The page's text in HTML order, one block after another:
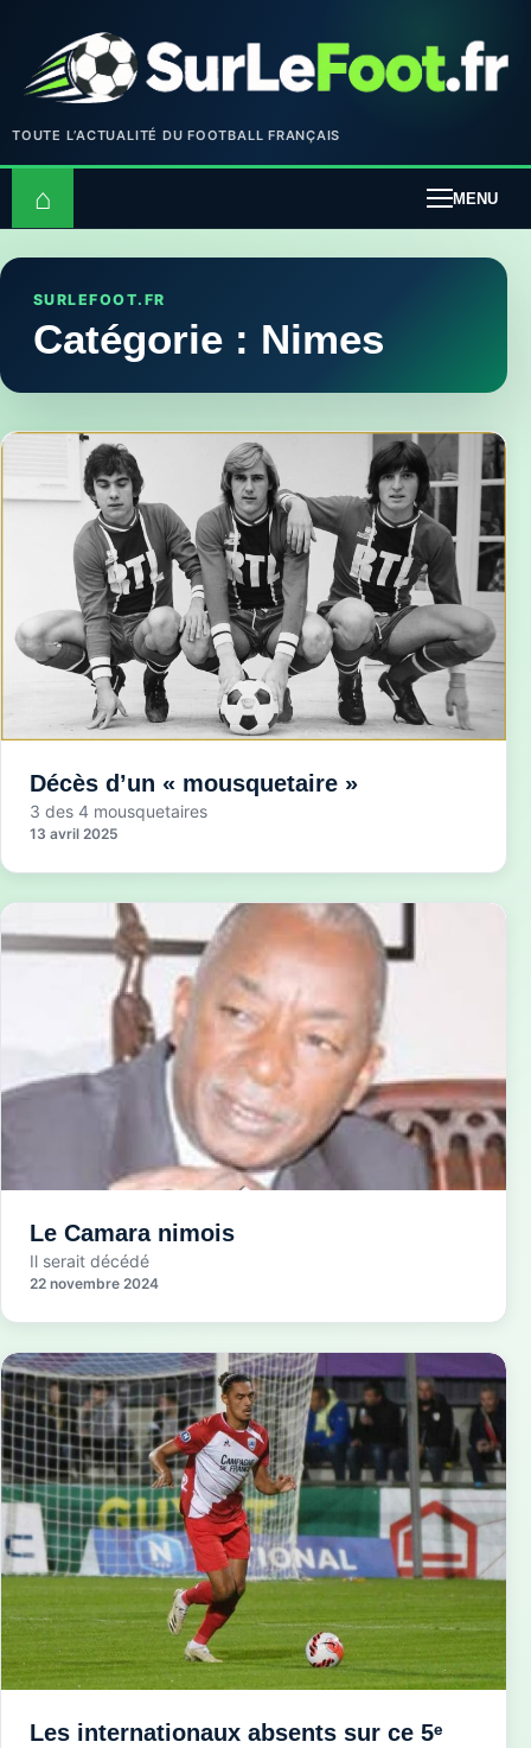
TOUTE L’ACTUALITÉ DU FOOTBALL FRANÇAIS
⌂ MENU
SURLEFOOT.FR
Catégorie : Nimes
Décès d’un « mousquetaire »
3 des 4 mousquetaires
13 avril 2025
Le Camara nimois
Il serait décédé
22 novembre 2024
Les internationaux absents sur ce 5ᵉ